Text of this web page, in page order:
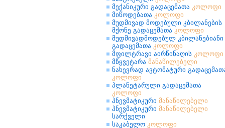
მექანიკური გადაცემათა კოლოფი
მიწოდებათა კოლოფი
მუდმივად მოდებული კბილანების
მქონე გადაცემათა კოლოფი
მუდმივადმოდებულ კბილანებიანი
გადაცემათა კოლოფი
მფილტრავი აირწინაღის კოლოფი
მწყვეტარა მანაწილებელი
ნახევრად ავტომატური
კოლოფი
პლანეტარული გადაცემათა
კოლოფი
პნევმატიკური მანაწილებელი
პნევმატიკური მანაწილებელი
სარქველი
საკაბელო კოლოფი